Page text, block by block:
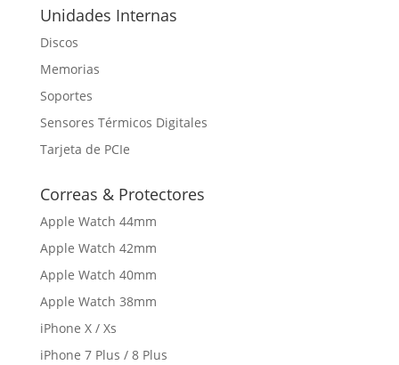
Unidades Internas
Discos
Memorias
Soportes
Sensores Térmicos Digitales
Tarjeta de PCIe
Correas & Protectores
Apple Watch 44mm
Apple Watch 42mm
Apple Watch 40mm
Apple Watch 38mm
iPhone X / Xs
iPhone 7 Plus / 8 Plus